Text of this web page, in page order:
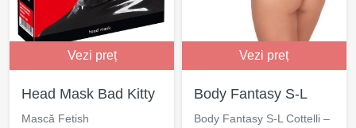
Vezi preț
Head Mask Bad Kitty
Mască Fetish
Vezi preț
Body Fantasy S-L
Body Fantasy S-L Cottelli –